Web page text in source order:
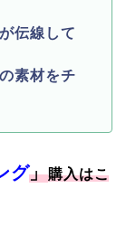
伝線して
素材をチ
グ」購入はこ